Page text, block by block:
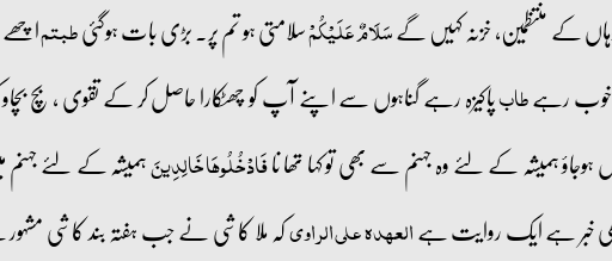
کے منتظمین، خزنہ کہیں گےسَلَامٌ عَلَيْكُمْسلامتی ہو تم پر۔ بڑی بات ہوگئیطبتم
رہےطابپاکیزہ رہے گناہوں سے اپنے آپ کو چھٹکارا حاصل کر کے تقوی ، بچ
ہمیشہ کے لئے وہ جہنم سے بھی تو کہا تھا نافَادْخُلُوهَا خَالِدِينَہمیشہ کے لئے
خبر ہے ایک روایت ہےالعہدہ علی الراویکہ ملا کاشی نے جب ہفتہ بند کاشی